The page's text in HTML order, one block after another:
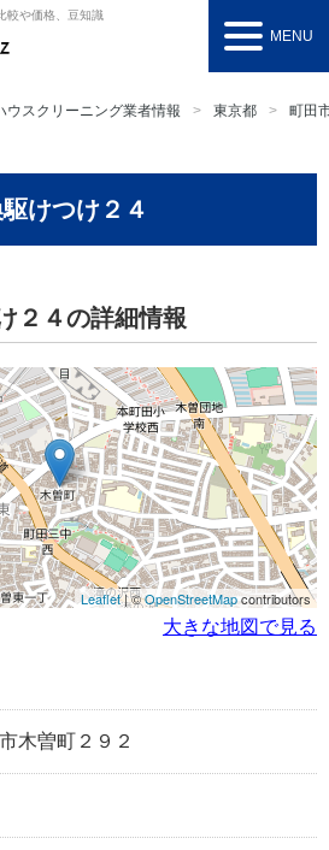
較や価格、豆知識
MENU
ウスクリーニング業者情報 東京都 町田
けつけ２４
２４の詳細情報
Leaflet| ©OpenStreetMapcontributors
大きな地図で見る
木曽町２９２